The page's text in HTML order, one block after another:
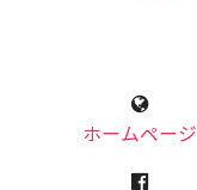
ホームページ